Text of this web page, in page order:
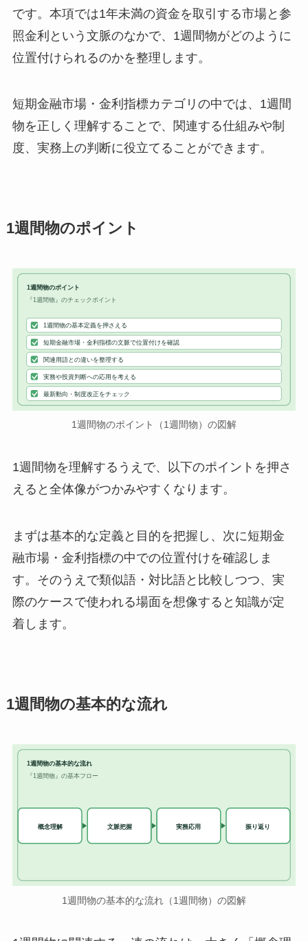
です。本項では1年未満の資金を取引する市場と参
照金利という文脈のなかで、1週間物がどのように
位置付けられるのかを整理します。
短期金融市場・金利指標カテゴリの中では、1週間
物を正しく理解することで、関連する仕組みや制
度、実務上の判断に役立てることができます。
1週間物のポイント
1週間物のポイント
『1週間物』のチェックポイント
1週間物の基本定義を押さえる
短期金融市場・金利指標の文脈で位置付けを確認
関連用語との違いを整理する
実務や投資判断への応用を考える
最新動向・制度改正をチェック
1週間物のポイント（1週間物）の図解
1週間物を理解するうえで、以下のポイントを押さ
えると全体像がつかみやすくなります。
まずは基本的な定義と目的を把握し、次に短期金
融市場・金利指標の中での位置付けを確認しま
す。そのうえで類似語・対比語と比較しつつ、実
際のケースで使われる場面を想像すると知識が定
着します。
1週間物の基本的な流れ
1週間物の基本的な流れ
『1週間物』の基本フロー
概念理解 文脈把握 実務応用 振り返り
1週間物の基本的な流れ（1週間物）の図解